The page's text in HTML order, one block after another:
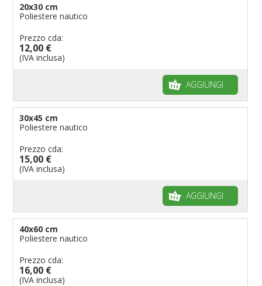
Bandiere per ambasciate
Bandiere per riserve naturali e parchi
Bandiere per musicisti
pennoni per bandiere
20x30 cm
Poliestere nautico
Prezzo cda:
12,00 €
(IVA inclusa)
AGGIUNGI
30x45 cm
Poliestere nautico
Prezzo cda:
15,00 €
(IVA inclusa)
AGGIUNGI
40x60 cm
Poliestere nautico
Prezzo cda:
16,00 €
(IVA inclusa)